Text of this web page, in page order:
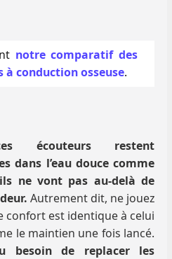
notre comparatif des
conduction osseuse.
écouteurs restent
dans l’eau douce comme
ne vont pas au-delà de
Autrement dit, ne jouez
confort est identique à celui
le maintien une fois lancé.
besoin de replacer les